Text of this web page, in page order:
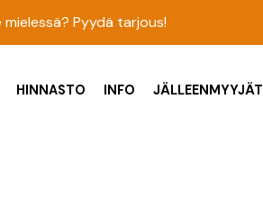
Pyydä tarjous!
HINNASTO INFO JÄLLEENMYYJÄT